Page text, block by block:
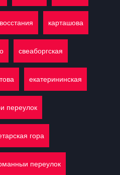
восстания карташова
свеаборгская
екатерининская
переулок
гора
переулок